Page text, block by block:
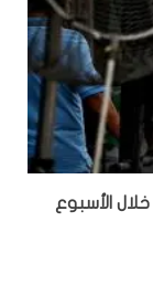
خلال الأسبوع